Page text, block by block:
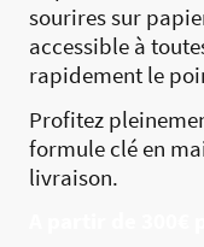
sourires sur
accessible à
rapidement le
Profitez
formule clé en
livraison.